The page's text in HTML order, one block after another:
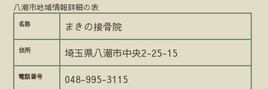
八潮市地域情報詳細の表
名称 まきの接骨院
住所 埼玉県八潮市中央2-25-15
電話番号 048-995-3115